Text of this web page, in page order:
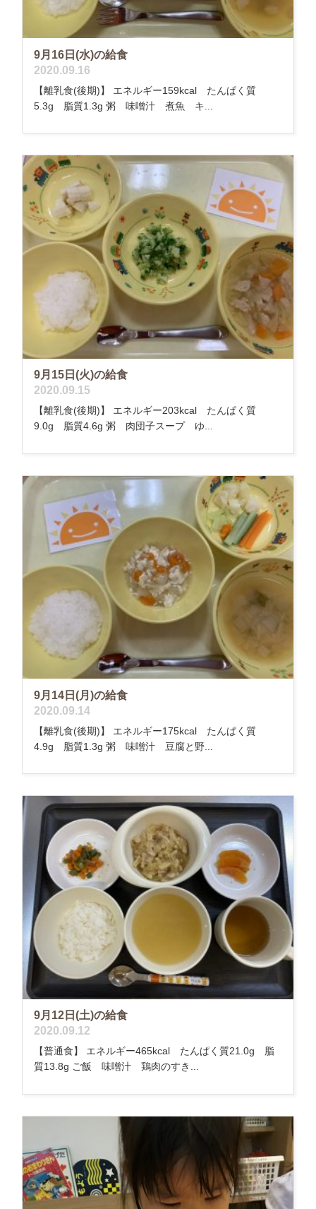
9月16日(水)の給食
2020.09.16
【離乳食(後期)】 エネルギー159kcal たんぱく質
5.3g 脂質1.3g 粥 味噌汁 煮魚 キ...
9月15日(火)の給食
2020.09.15
【離乳食(後期)】 エネルギー203kcal たんぱく質
9.0g 脂質4.6g 粥 肉団子スープ ゆ...
9月14日(月)の給食
2020.09.14
【離乳食(後期)】 エネルギー175kcal たんぱく質
4.9g 脂質1.3g 粥 味噌汁 豆腐と野...
9月12日(土)の給食
2020.09.12
【普通食】 エネルギー465kcal たんぱく質21.0g 脂
質13.8g ご飯 味噌汁 鶏肉のすき...